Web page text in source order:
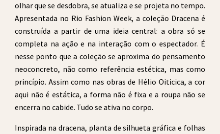
olhar que se desdobra, se atualiza e se projeta no tempo.
Apresentada no Rio Fashion Week, a coleção Dracena é
construída a partir de uma ideia central: a obra só se
completa na ação e na interação com o espectador. É
nesse ponto que a coleção se aproxima do pensamento
neoconcreto, não como referência estética, mas como
princípio. Assim como nas obras de Hélio Oiticica, a cor
aqui não é estática, a forma não é fixa e a roupa não se
encerra no cabide. Tudo se ativa no corpo.
Inspirada na dracena, planta de silhueta gráfica e folhas